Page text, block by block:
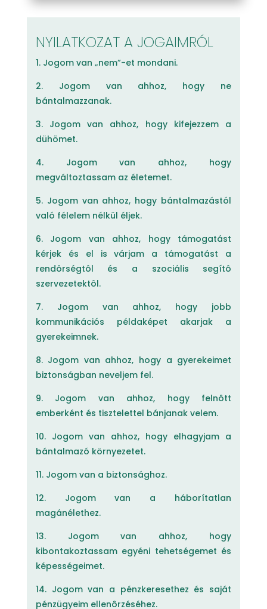
NYILATKOZAT A JOGAIMRÓL
1. Jogom van „nem”-et mondani.
2. Jogom van ahhoz, hogy ne
bántalmazzanak.
3. Jogom van ahhoz, hogy kifejezzem a
dühömet.
4. Jogom van ahhoz, hogy
megváltoztassam az életemet.
5. Jogom van ahhoz, hogy bántalmazástól
való félelem nélkül éljek.
6. Jogom van ahhoz, hogy támogatást
kérjek és el is várjam a támogatást a
rendôrségtôl és a szociális segítô
szervezetektôl.
7. Jogom van ahhoz, hogy jobb
kommunikációs példaképet akarjak a
gyerekeimnek.
8. Jogom van ahhoz, hogy a gyerekeimet
biztonságban neveljem fel.
9. Jogom van ahhoz, hogy felnôtt
emberként és tisztelettel bánjanak velem.
10. Jogom van ahhoz, hogy elhagyjam a
bántalmazó környezetet.
11. Jogom van a biztonsághoz.
12. Jogom van a háborítatlan
magánélethez.
13. Jogom van ahhoz, hogy
kibontakoztassam egyéni tehetségemet és
képességeimet.
14. Jogom van a pénzkeresethez és saját
pénzügyeim ellenôrzéséhez.